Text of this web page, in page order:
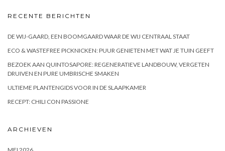
RECENTE BERICHTEN
DE WIJ-GAARD, EEN BOOMGAARD WAAR DE WIJ CENTRAAL STAAT
ECO & WASTEFREE PICKNICKEN: PUUR GENIETEN MET WAT JE TUIN GEEFT
BEZOEK AAN QUINTOSAPORE: REGENERATIEVE LANDBOUW, VERGETEN
DRUIVEN EN PURE UMBRISCHE SMAKEN
ULTIEME PLANTENGIDS VOOR IN DE SLAAPKAMER
RECEPT: CHILI CON PASSIONE
ARCHIEVEN